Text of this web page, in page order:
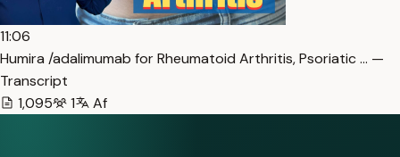
11:06
Humira /adalimumab for Rheumatoid Arthritis, Psoriatic … —
Transcript
1,095
1 Af